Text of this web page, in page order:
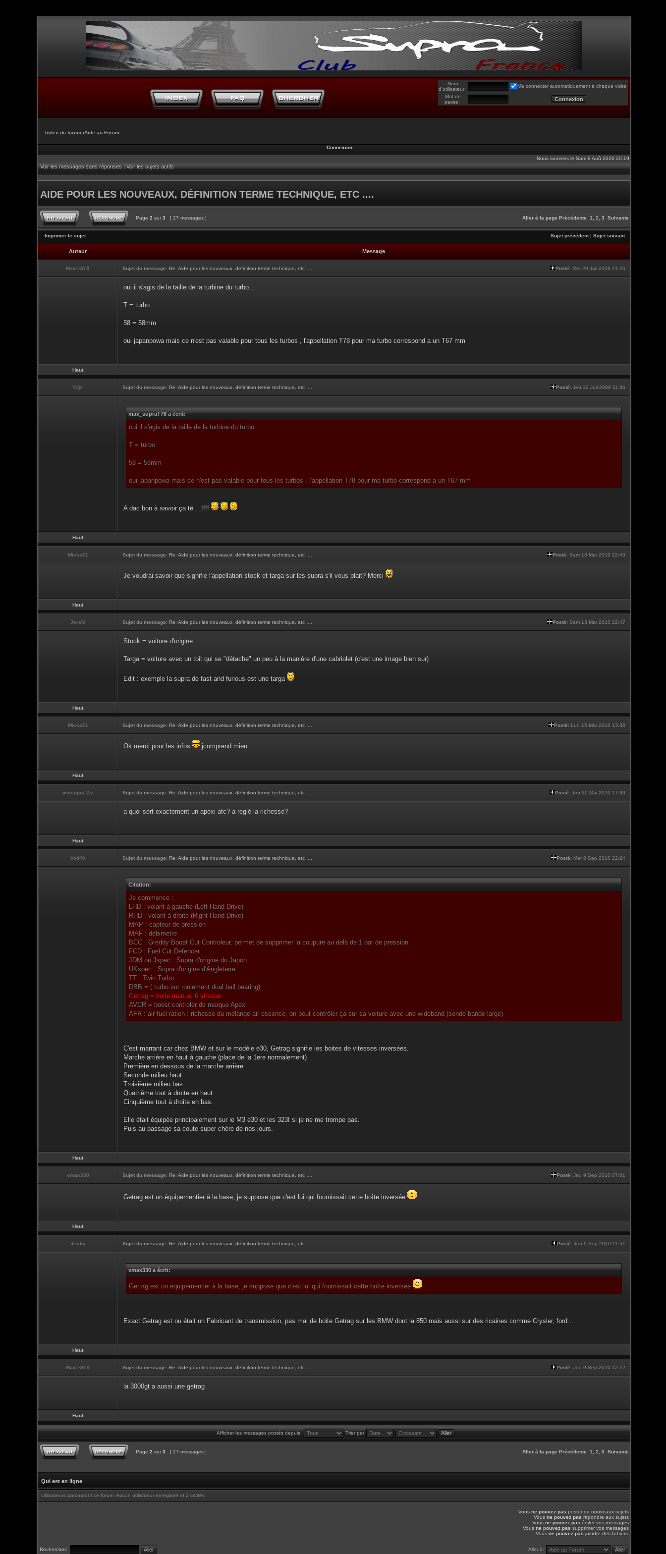
Nom
d’utilisateur:
Me connecter automatiquement à chaque visite
Mot de
passe:
Index du forum ‹Aide au Forum
Connexion
Nous sommes le Sam 8 Aoû 2026 20:19
Voir les messages sans réponses|Voir les sujets actifs
AIDE POUR LES NOUVEAUX, DÉFINITION TERME TECHNIQUE, ETC ....
Page 2 sur 3 [ 27 messages ] Aller à la page Précédente 1 2 3 Suivante
Imprimer le sujet Sujet précédent| Sujet suivant
Auteur Message
Max©GTX Sujet du message: Re: Aide pour les nouveaux, définition terme technique, etc .... Posté: Mer 29 Juil 2009 21:26
oui il s'agis de la taille de la turbine du turbo...
T = turbo
58 = 58mm
oui japanpowa mais ce n'est pas valable pour tous les turbos , l'appellation T78 pour ma turbo correspond a un T67 mm
Haut
V@l Sujet du message: Re: Aide pour les nouveaux, définition terme technique, etc .... Posté: Jeu 30 Juil 2009 11:36
max_supraT78 a écrit:
oui il s'agis de la taille de la turbine du turbo...
T = turbo
58 = 58mm
oui japanpowa mais ce n'est pas valable pour tous les turbos , l'appellation T78 pour ma turbo correspond a un T67 mm
A dac bon à savoir ça té....!!!!
Haut
Micka71 Sujet du message: Re: Aide pour les nouveaux, définition terme technique, etc .... Posté: Sam 13 Mar 2010 22:43
Je voudrai savoir que signifie l'appellation stock et targa sur les supra s'il vous plait? Merci
Haut
JereM Sujet du message: Re: Aide pour les nouveaux, définition terme technique, etc .... Posté: Sam 13 Mar 2010 22:47
Stock = voiture d'origine
Targa = voiture avec un toit qui se "détache" un peu à la manière d'une cabriolet (c'est une image bien sur)
Edit : exemple la supra de fast and furious est une targa
Haut
Micka71 Sujet du message: Re: Aide pour les nouveaux, définition terme technique, etc .... Posté: Lun 15 Mar 2010 13:36
Ok merci pour les infos jcomprend mieu
Haut
winsupra-2jz Sujet du message: Re: Aide pour les nouveaux, définition terme technique, etc .... Posté: Jeu 20 Mai 2010 17:30
a quoi sert exactement un apexi afc? a reglé la richesse?
Haut
Vod40 Sujet du message: Re: Aide pour les nouveaux, définition terme technique, etc .... Posté: Mer 8 Sep 2010 22:24
Citation:
Je commence :
LHD : volant à gauche (Left Hand Drive)
RHD : volant à droite (Right Hand Drive)
MAP : capteur de pression
MAF : débimetre
BCC : Greddy Boost Cut Controleur, permet de supprimer la coupure au delà de 1 bar de pression
FCD : Fuel Cut Defencer
JDM ou Jspec : Supra d'origine du Japon
UKspec : Supra d'origine d'Angleterre
TT : Twin Turbo
DBB = ( turbo sur roulement dual ball bearing)
Getrag = boite manuel 6 vitesse
AVCR = boost controler de marque Apexi
AFR : air fuel ration : richesse du mélange air essence, on peut contrôler ça sur sa voiture avec une wideband (sonde bande large)
C'est marrant car chez BMW et sur le modèle e30, Getrag signifie les boites de vitesses inversées.
Marche arrière en haut à gauche (place de la 1ere normalement)
Première en dessous de la marche arrière
Seconde milieu haut
Troisième milieu bas
Quatrième tout à droite en haut
Cinquième tout à droite en bas.
Elle était équipée principalement sur le M3 e30 et les 323I si je ne me trompe pas.
Puis au passage sa coute super chère de nos jours.
Haut
vmax330 Sujet du message: Re: Aide pour les nouveaux, définition terme technique, etc .... Posté: Jeu 9 Sep 2010 07:01
Getrag est un équipementier à la base, je suppose que c'est lui qui fournissait cette boîte inversée
Haut
drickx Sujet du message: Re: Aide pour les nouveaux, définition terme technique, etc .... Posté: Jeu 9 Sep 2010 11:51
vmax330 a écrit:
Getrag est un équipementier à la base, je suppose que c'est lui qui fournissait cette boîte inversée
Exact Getrag est ou était un Fabricant de transmission, pas mal de boite Getrag sur les BMW dont la 850 mais aussi sur des ricaines comme Crysler, ford...
Haut
Max©GTX Sujet du message: Re: Aide pour les nouveaux, définition terme technique, etc .... Posté: Jeu 9 Sep 2010 12:12
la 3000gt a aussi une getrag
Haut
Afficher les messages postés depuis: Trier par
Page 2 sur 3 [ 27 messages ] Aller à la page Précédente 1 2 3 Suivante
Qui est en ligne
Utilisateurs parcourant ce forum: Aucun utilisateur enregistré et 2 invités
Vous ne pouvez pas poster de nouveaux sujets
Vous ne pouvez pas répondre aux sujets
Vous ne pouvez pas éditer vos messages
Vous ne pouvez pas supprimer vos messages
Vous ne pouvez pas joindre des fichiers
Rechercher: Aller à: